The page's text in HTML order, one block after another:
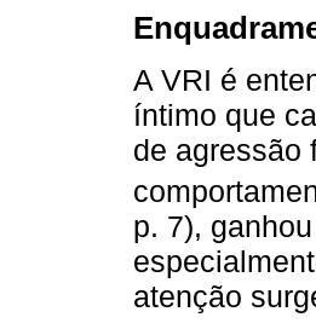
A VRI é
íntimo que
de agressão
p. 7),
atenção